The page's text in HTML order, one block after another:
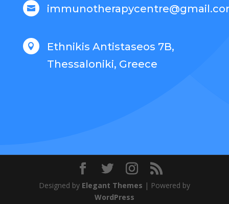


Ethnikis Antistaseos 7B,
Thessaloniki, Greece
Designed by Elegant Themes | Powered by
WordPress